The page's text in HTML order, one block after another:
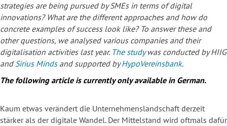
strategies are being pursued by SMEs in terms of digital
innovations? What are the different approaches and how do
concrete examples of success look like? To answer these and
other questions, we analysed various companies and their
digitalisation activities last year. The studywas conducted by HIIG
and Sirius Mindsand supported byHypoVereinsbank.
The following article is currently only available in German.
Kaum etwas verändert die Unternehmenslandschaft derzeit
stärker als der digitale Wandel. Der Mittelstand wird oftmals dafür